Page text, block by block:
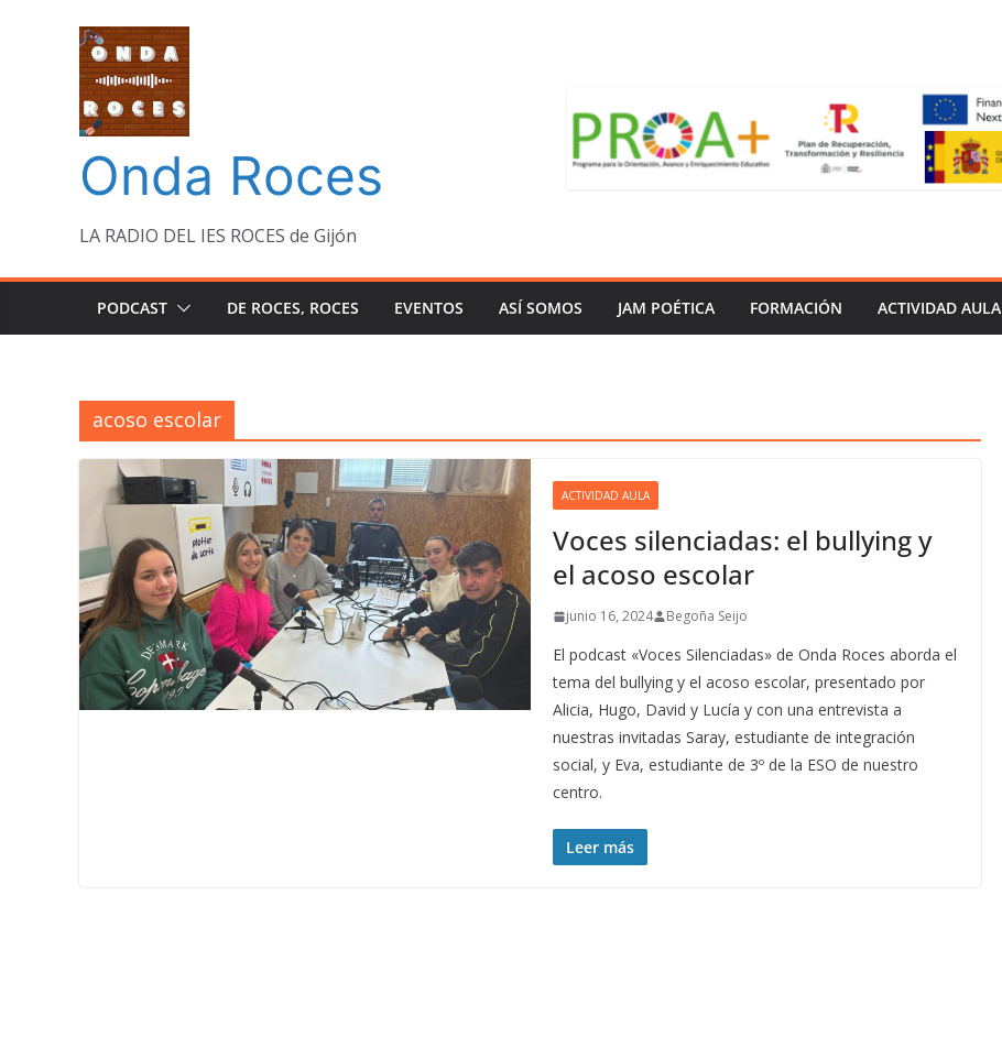
contenido
Onda Roces
LA RADIO DEL IES ROCES de Gijón
PODCAST DE ROCES, ROCES EVENTOS ASÍ SOMOS JAM POÉTICA FORMACIÓN ACTIVIDAD AULA
acoso escolar
ACTIVIDAD AULA
Voces silenciadas: el bullying y
el acoso escolar
junio 16, 2024 Begoña Seijo
El podcast «Voces Silenciadas» de Onda Roces aborda el
tema del bullying y el acoso escolar, presentado por
Alicia, Hugo, David y Lucía y con una entrevista a
nuestras invitadas Saray, estudiante de integración
social, y Eva, estudiante de 3º de la ESO de nuestro
centro.
Leer más